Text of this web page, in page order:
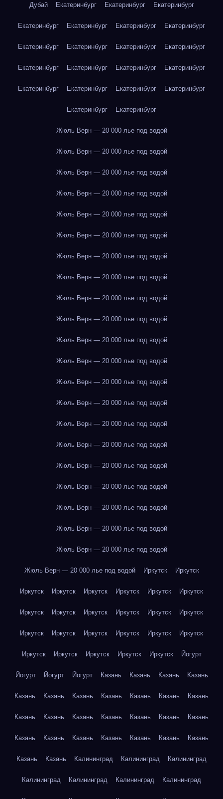
Дубай Екатеринбург Екатеринбург Екатеринбург
Екатеринбург Екатеринбург Екатеринбург Екатеринбург
Екатеринбург Екатеринбург Екатеринбург Екатеринбург
Екатеринбург Екатеринбург Екатеринбург Екатеринбург
Екатеринбург Екатеринбург Екатеринбург Екатеринбург
Екатеринбург Екатеринбург
Жюль Верн — 20 000 лье под водой
Жюль Верн — 20 000 лье под водой
Жюль Верн — 20 000 лье под водой
Жюль Верн — 20 000 лье под водой
Жюль Верн — 20 000 лье под водой
Жюль Верн — 20 000 лье под водой
Жюль Верн — 20 000 лье под водой
Жюль Верн — 20 000 лье под водой
Жюль Верн — 20 000 лье под водой
Жюль Верн — 20 000 лье под водой
Жюль Верн — 20 000 лье под водой
Жюль Верн — 20 000 лье под водой
Жюль Верн — 20 000 лье под водой
Жюль Верн — 20 000 лье под водой
Жюль Верн — 20 000 лье под водой
Жюль Верн — 20 000 лье под водой
Жюль Верн — 20 000 лье под водой
Жюль Верн — 20 000 лье под водой
Жюль Верн — 20 000 лье под водой
Жюль Верн — 20 000 лье под водой
Жюль Верн — 20 000 лье под водой
Жюль Верн — 20 000 лье под водой Иркутск Иркутск
Иркутск Иркутск Иркутск Иркутск Иркутск Иркутск
Иркутск Иркутск Иркутск Иркутск Иркутск Иркутск
Иркутск Иркутск Иркутск Иркутск Иркутск Иркутск
Иркутск Иркутск Иркутск Иркутск Иркутск Йогурт
Йогурт Йогурт Йогурт Казань Казань Казань Казань
Казань Казань Казань Казань Казань Казань Казань
Казань Казань Казань Казань Казань Казань Казань
Казань Казань Казань Казань Казань Казань Казань
Казань Казань Калининград Калининград Калининград
Калининград Калининград Калининград Калининград